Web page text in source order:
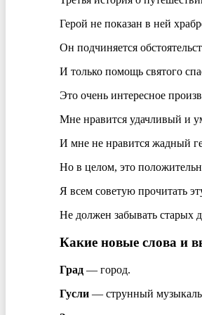
Герой не показан в ней
Он подчиняется
И только помощь святого
Это очень интересное
Мне нравится удачливый и
И мне не нравится жадный
Но в целом, это
Я всем советую прочитать
Не должен забывать старых
Какие новые слова и
Град— город.
Гусли— струнный